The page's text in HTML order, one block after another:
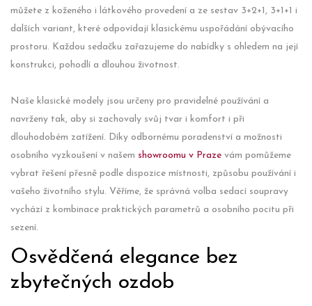
můžete z koženého i látkového provedení a ze sestav 3+2+1, 3+1+1 i
dalších variant, které odpovídají klasickému uspořádání obývacího
prostoru. Každou sedačku zařazujeme do nabídky s ohledem na její
konstrukci, pohodlí a dlouhou životnost.
Naše klasické modely jsou určeny pro pravidelné používání a
navrženy tak, aby si zachovaly svůj tvar i komfort i při
dlouhodobém zatížení. Díky odbornému poradenství a možnosti
osobního vyzkoušení v našem showroomu v Praze vám pomůžeme
vybrat řešení přesně podle dispozice místnosti, způsobu používání i
vašeho životního stylu. Věříme, že správná volba sedací soupravy
vychází z kombinace praktických parametrů a osobního pocitu při
sezení.
Osvědčená elegance bez
zbytečných ozdob